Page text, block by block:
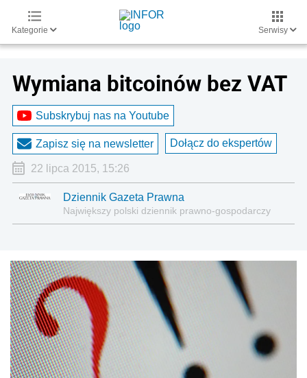
Kategorie Serwisy
Wymiana bitcoinów bez VAT
Subskrybuj nas na Youtube
Zapisz się na newsletter Dołącz do ekspertów
22 lipca 2015, 15:26
Dziennik Gazeta Prawna
Największy polski dziennik prawno-gospodarczy